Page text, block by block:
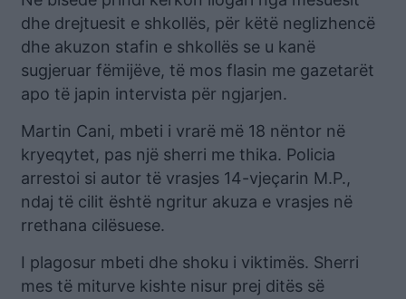
dhe drejtuesit e shkollës, për këtë neglizhencë
dhe akuzon stafin e shkollës se u kanë
sugjeruar fëmijëve, të mos flasin me gazetarët
apo të japin intervista për ngjarjen.
Martin Cani, mbeti i vrarë më 18 nëntor në
kryeqytet, pas një sherri me thika. Policia
arrestoi si autor të vrasjes 14-vjeçarin M.P.,
ndaj të cilit është ngritur akuza e vrasjes në
rrethana cilësuese.
I plagosur mbeti dhe shoku i viktimës. Sherri
mes të miturve kishte nisur prej ditës së